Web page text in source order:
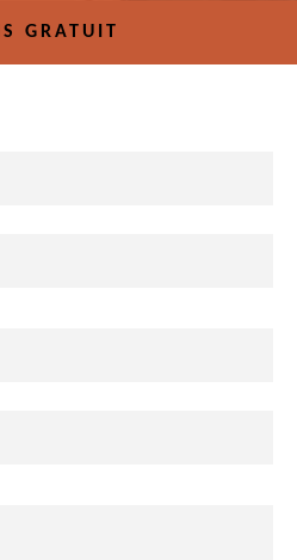
GRATUIT